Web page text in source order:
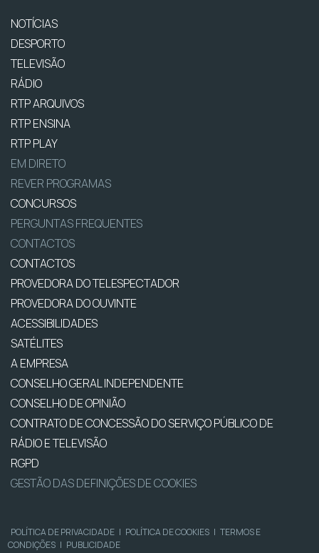
NOTÍCIAS
DESPORTO
TELEVISÃO
RÁDIO
RTP ARQUIVOS
RTP ENSINA
RTP PLAY
EM DIRETO
REVER PROGRAMAS
CONCURSOS
PERGUNTAS FREQUENTES
CONTACTOS
CONTACTOS
PROVEDORA DO TELESPECTADOR
PROVEDORA DO OUVINTE
ACESSIBILIDADES
SATÉLITES
A EMPRESA
CONSELHO GERAL INDEPENDENTE
CONSELHO DE OPINIÃO
CONTRATO DE CONCESSÃO DO SERVIÇO PÚBLICO DE
RÁDIO E TELEVISÃO
RGPD
GESTÃO DAS DEFINIÇÕES DE COOKIES
POLÍTICA DE PRIVACIDADE | POLÍTICA DE COOKIES | TERMOS E
CONDIÇÕES | PUBLICIDADE